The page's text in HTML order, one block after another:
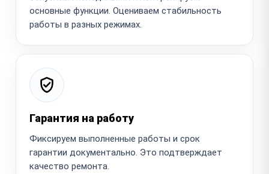
основные функции. Оцениваем стабильность
работы в разных режимах.
Гарантия на работу
Фиксируем выполненные работы и срок
гарантии документально. Это подтверждает
качество ремонта.